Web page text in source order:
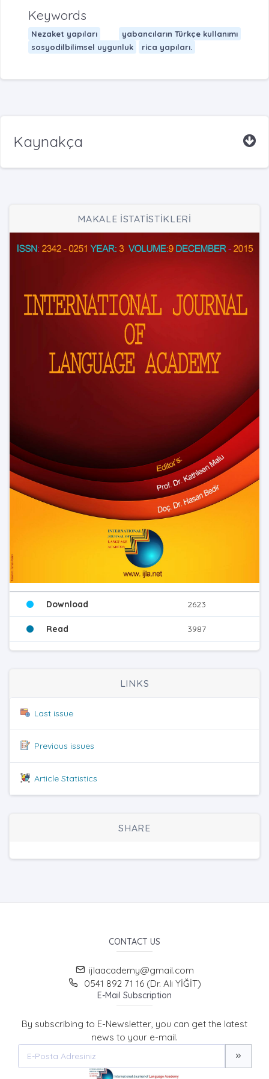
Keywords
Nezaket yapıları
yabancıların Türkçe kullanımı
sosyodilbilimsel uygunluk
rica yapıları.
Kaynakça
MAKALE İSTATİSTİKLERİ
Download 2623
Read 3987
LINKS
Last issue
Previous issues
Article Statistics
SHARE
CONTACT US
ijlaacademy@gmail.com
0541 892 71 16 (Dr. Ali YİĞİT)
E-Mail Subscription
By subscribing to E-Newsletter, you can get the latest
news to your e-mail.